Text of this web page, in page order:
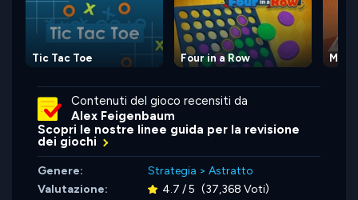
Tic Tac Toe Four in a Row
Contenuti del gioco recensiti da
Alex Feigenbaum
Scopri le nostre linee guida per la revisione
dei giochi
Genere: Strategia > Astratto
Valutazione:
4.7 / 5 (37,368 Voti)